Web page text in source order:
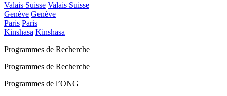
Valais Suisse Valais Suisse
Genève Genève
Paris Paris
Kinshasa Kinshasa
Programmes de Recherche
Programmes de Recherche
Programmes de l’ONG